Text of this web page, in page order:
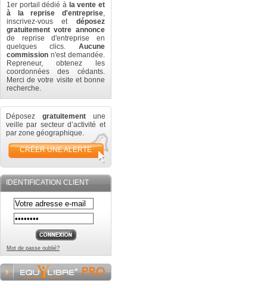
1er portail dédié à la vente et
à la reprise d'entreprise,
inscrivez-vous et déposez
gratuitement votre annonce
de reprise d'entreprise en
quelques clics. Aucune
commission n'est demandée.
Repreneur, obtenez les
coordonnées des cédants.
Merci de votre visite et bonne
recherche.
Déposez gratuitement une
veille par secteur d’activité et
par zone géographique.
CRÉER UNE ALERTE
IDENTIFICATION CLIENT
Mot de passe oublié?